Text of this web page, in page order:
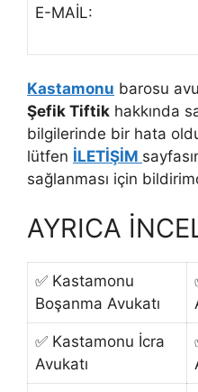
E-MAİL:
Kastamonu barosu
Şefik Tiftik hakkında
bilgilerinde bir hata
lütfen İLETİŞİM
sağlanması için
AYRICA
✅ Kastamonu
Boşanma Avukatı
✅ Kastamonu İcra
Avukatı